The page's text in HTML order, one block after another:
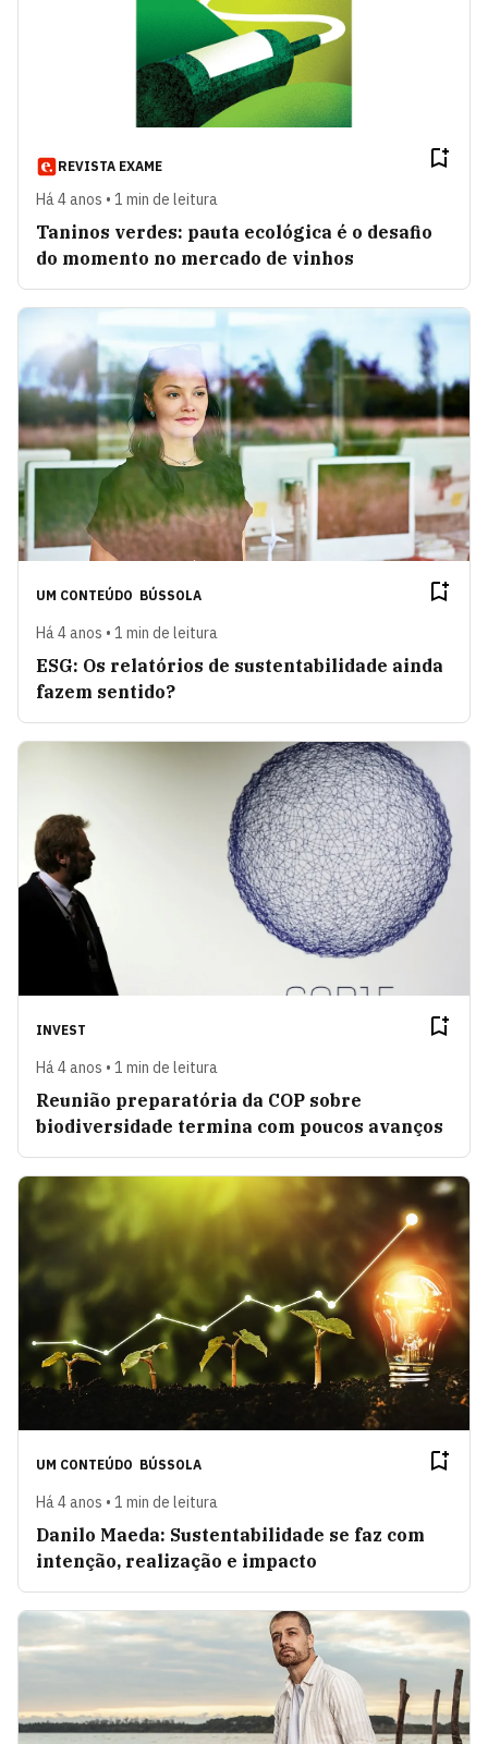
REVISTA EXAME
Há 4 anos • 1 min de leitura
Taninos verdes: pauta ecológica é o desafio
do momento no mercado de vinhos
UM CONTEÚDO BÚSSOLA
Há 4 anos • 1 min de leitura
ESG: Os relatórios de sustentabilidade ainda
fazem sentido?
INVEST
Há 4 anos • 1 min de leitura
Reunião preparatória da COP sobre
biodiversidade termina com poucos avanços
UM CONTEÚDO BÚSSOLA
Há 4 anos • 1 min de leitura
Danilo Maeda: Sustentabilidade se faz com
intenção, realização e impacto